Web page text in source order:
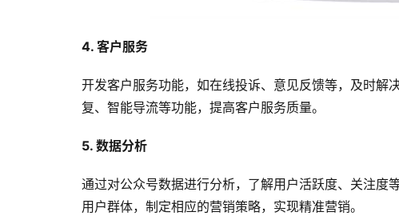
4. 客户服务
开发客户服务功能，如在线投诉、意见反馈等，及时解
复、智能导流等功能，提高客户服务质量。
5. 数据分析
通过对公众号数据进行分析，了解用户活跃度、关注度
用户群体，制定相应的营销策略，实现精准营销。